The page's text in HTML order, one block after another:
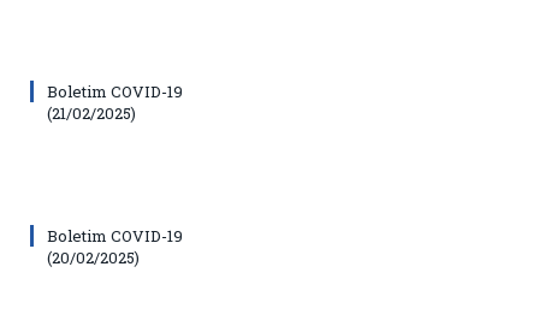
Boletim COVID-19
(21/02/2025)
Boletim COVID-19
(20/02/2025)